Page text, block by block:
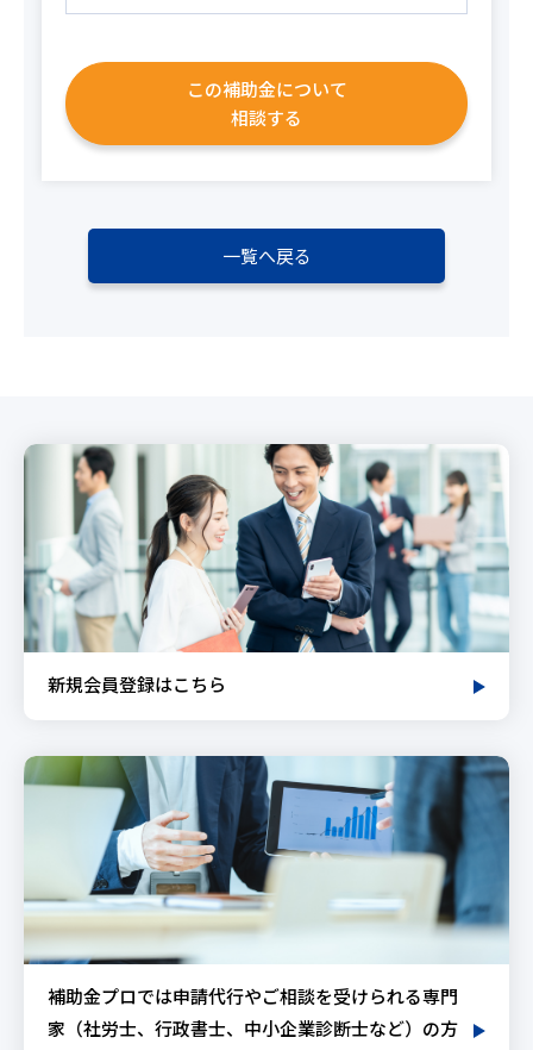
この補助金について
相談する
一覧へ戻る
新規会員登録はこちら
補助金プロでは申請代行やご相談を受けられる専門
家（社労士、行政書士、中小企業診断士など）の方